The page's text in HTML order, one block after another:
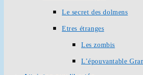
Le secret des dolmens
Etres étranges
Les zombis
L’épouvantable